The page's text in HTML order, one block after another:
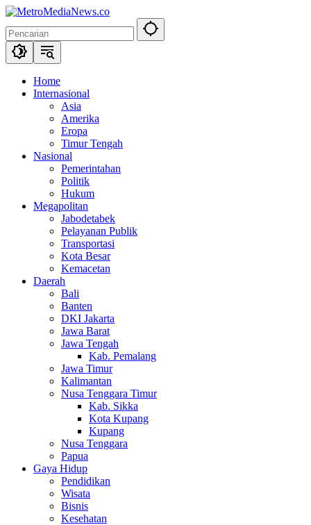
Langsung
konten
Home
Internasional
Asia
Amerika
Eropa
Timur Tengah
Nasional
Pemerintahan
Politik
Hukum
Megapolitan
Jabodetabek
Pelayanan Publik
Transportasi
Kota Besar
Kemacetan
Daerah
Bali
Banten
DKI Jakarta
Jawa Barat
Jawa Tengah
Kab. Pemalang
Jawa Timur
Kalimantan
Nusa Tenggara Timur
Kab. Sikka
Kota Kupang
Kupang
Nusa Tenggara
Papua
Gaya Hidup
Pendidikan
Wisata
Bisnis
Kesehatan